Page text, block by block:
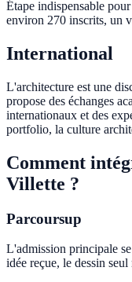
Étape indispensable
environ 270 inscrits, un
International
L'architecture est une
propose des échanges
internationaux et des
portfolio, la culture
Comment
Villette ?
Parcoursup
L'admission principale
idée reçue, le dessin